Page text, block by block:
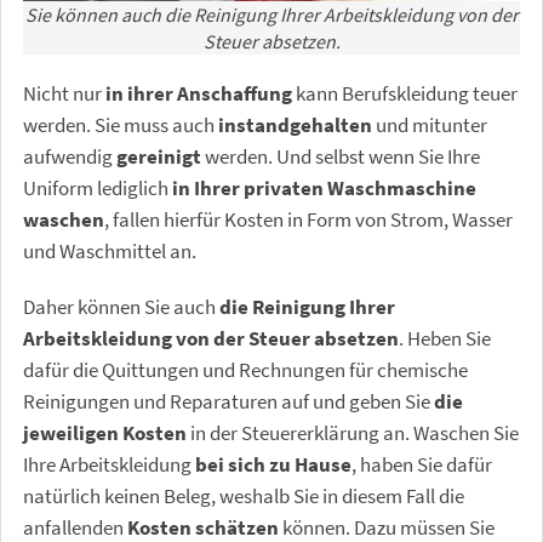
Sie können auch die Reinigung Ihrer Arbeitskleidung von der
Steuer absetzen.
Nicht nurin ihrer Anschaffungkann Berufskleidung teuer
werden. Sie muss auch instandgehalten und mitunter
aufwendiggereinigtwerden. Und selbst wenn Sie Ihre
Uniform lediglich in Ihrer privaten Waschmaschine
waschen, fallen hierfür Kosten in Form von Strom, Wasser
und Waschmittel an.
Daher können Sie auchdie Reinigung Ihrer
Arbeitskleidung von der Steuer absetzen. Heben Sie
dafür die Quittungen und Rechnungen für chemische
Reinigungen und Reparaturen auf und geben Siedie
jeweiligen Kosten in der Steuererklärung an. Waschen Sie
Ihre Arbeitskleidungbei sich zu Hause, haben Sie dafür
natürlich keinen Beleg, weshalb Sie in diesem Fall die
anfallenden Kosten schätzen können. Dazu müssen Sie